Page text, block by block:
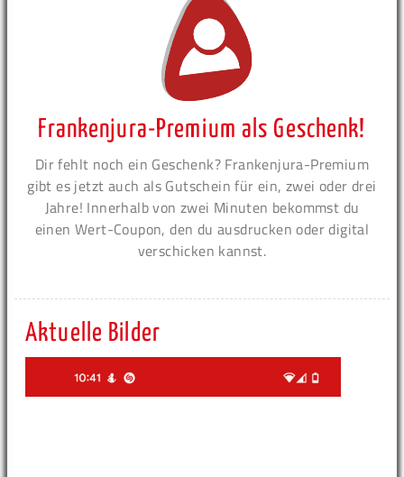
Frankenjura-Premium als Geschenk!
Dir fehlt noch ein Geschenk? Frankenjura-Premium
gibt es jetzt auch als Gutschein für ein, zwei oder drei
Jahre! Innerhalb von zwei Minuten bekommst du
einen Wert-Coupon, den du ausdrucken oder digital
verschicken kannst.
Aktuelle Bilder